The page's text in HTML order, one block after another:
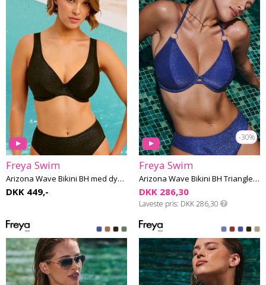
Freya Swim
Arizona Wave Bikini BH med dyb udskæring G-M skål
DKK 449,-
-30%
Freya Swim
Arizona Wave Bikini BH Triangle E-H skål
DKK 286,30
Laveste pris DKK 286,30